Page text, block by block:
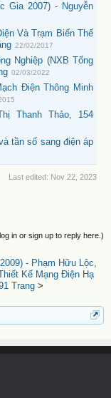
Gia 2007) - Nguyễn
Và Trạm Biến Thế
22/02/2017
Nghiệp (NXB Tổng
02/03/2022
Điện Thông Minh
Thanh Thảo, 154
tần số sang điện áp
Last edited: Nov 22, 2023
in or sign up to reply here.)
- Phạm Hữu Lộc,
Kế Mạng Điện Hạ
Trang>